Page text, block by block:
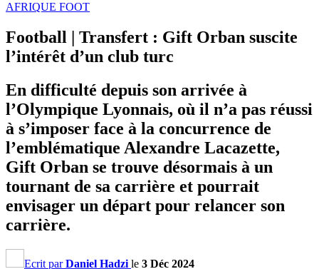
AFRIQUE FOOT
Football | Transfert : Gift Orban suscite
l’intérêt d’un club turc
En difficulté depuis son arrivée à
l’Olympique Lyonnais, où il n’a pas réussi
à s’imposer face à la concurrence de
l’emblématique Alexandre Lacazette,
Gift Orban se trouve désormais à un
tournant de sa carrière et pourrait
envisager un départ pour relancer son
carrière.
Ecrit parDaniel Hadzi le 3 Déc 2024